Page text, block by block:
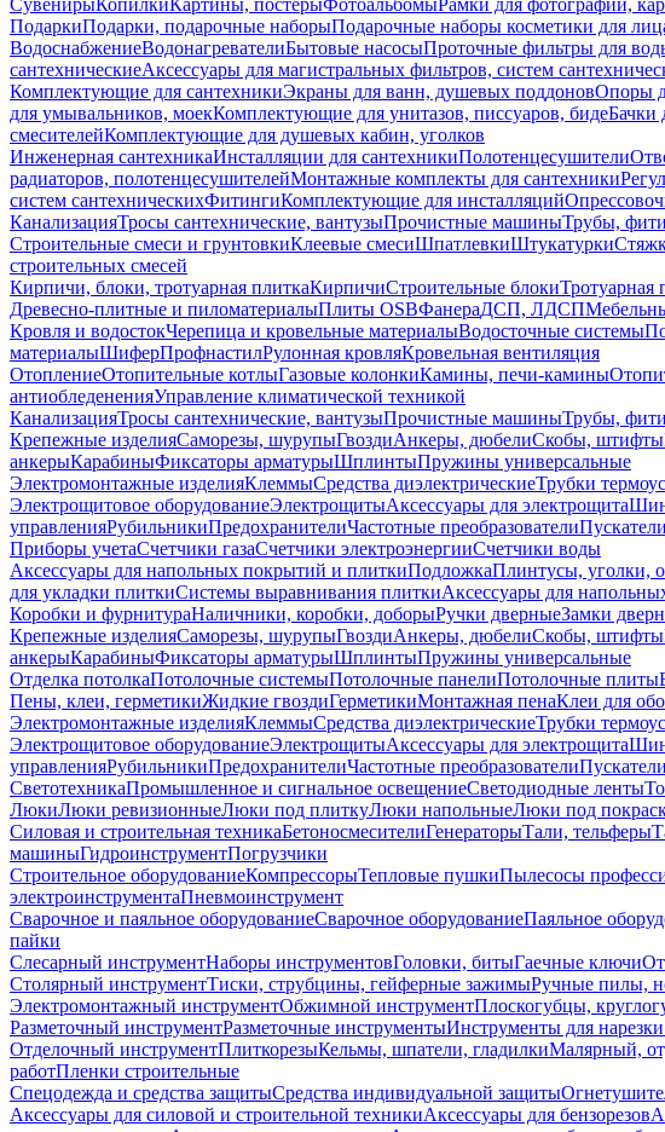
СувенирыКопилкиКартины, постерыФотоальбомыРамки для фотографий,
ПодаркиПодарки, подарочные наборыПодарочные наборы косметики для
ВодоснабжениеВодонагревателиБытовые насосыПроточные фильтры для
сантехническиеАксессуары для магистральных фильтров, систем
Комплектующие для сантехникиЭкраны для ванн, душевых поддоновОпоры
для умывальников, моекКомплектующие для унитазов, писсуаров, бидеБачки
смесителейКомплектующие для душевых кабин, уголков
Инженерная сантехникаИнсталляции для сантехникиПолотенцесушители
радиаторов, полотенцесушителейМонтажные комплекты для сантехники
систем сантехническихФитингиКомплектующие для инсталляций
КанализацияТросы сантехнические, вантузыПрочистные машиныТрубы,
Строительные смеси и грунтовкиКлеевые смесиШпатлевкиШтукатурки
строительных смесей
Кирпичи, блоки, тротуарная плиткаКирпичиСтроительные блокиТротуарная
Древесно-плитные и пиломатериалыПлиты OSBФанераДСП, ЛДСП
Кровля и водостокЧерепица и кровельные материалыВодосточные системы
материалыШиферПрофнастилРулонная кровляКровельная вентиляция
ОтоплениеОтопительные котлыГазовые колонкиКамины, печи-камины
антиобледененияУправление климатической техникой
КанализацияТросы сантехнические, вантузыПрочистные машиныТрубы,
Крепежные изделияСаморезы, шурупыГвоздиАнкеры, дюбелиСкобы, штифты
анкерыКарабиныФиксаторы арматурыШплинтыПружины универсальные
Электромонтажные изделияКлеммыСредства диэлектрическиеТрубки
Электрощитовое оборудованиеЭлектрощитыАксессуары для электрощита
управленияРубильникиПредохранителиЧастотные преобразователи
Приборы учетаСчетчики газаСчетчики электроэнергииСчетчики воды
Аксессуары для напольных покрытий и плиткиПодложкаПлинтусы, уголки,
для укладки плиткиСистемы выравнивания плиткиАксессуары для
Коробки и фурнитураНаличники, коробки, доборыРучки дверныеЗамки
Крепежные изделияСаморезы, шурупыГвоздиАнкеры, дюбелиСкобы, штифты
анкерыКарабиныФиксаторы арматурыШплинтыПружины универсальные
Отделка потолкаПотолочные системыПотолочные панелиПотолочные плиты
Пены, клеи, герметикиЖидкие гвоздиГерметикиМонтажная пенаКлеи для
Электромонтажные изделияКлеммыСредства диэлектрическиеТрубки
Электрощитовое оборудованиеЭлектрощитыАксессуары для электрощита
управленияРубильникиПредохранителиЧастотные преобразователи
СветотехникаПромышленное и сигнальное освещениеСветодиодные ленты
ЛюкиЛюки ревизионныеЛюки под плиткуЛюки напольныеЛюки под
Силовая и строительная техникаБетоносмесителиГенераторыТали, тельферы
машиныГидроинструментПогрузчики
Строительное оборудованиеКомпрессорыТепловые пушкиПылесосы
электроинструментаПневмоинструмент
Сварочное и паяльное оборудованиеСварочное оборудованиеПаяльное
пайки
Слесарный инструментНаборы инструментовГоловки, битыГаечные ключи
Столярный инструментТиски, струбцины, гейферные зажимыРучные пилы,
Электромонтажный инструментОбжимной инструментПлоскогубцы,
Разметочный инструментРазметочные инструментыИнструменты для
Отделочный инструментПлиткорезыКельмы, шпатели, гладилкиМалярный,
работПленки строительные
Спецодежда и средства защитыСредства индивидуальной защиты
Аксессуары для силовой и строительной техникиАксессуары для бензорезов